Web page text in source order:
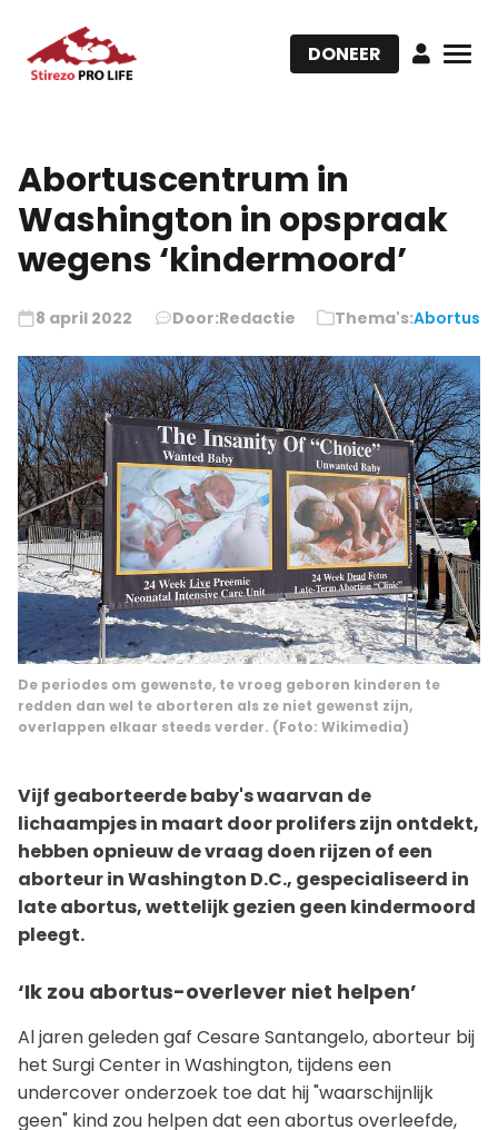
DONEER
Abortuscentrum in
Washington in opspraak
wegens ‘kindermoord’
8 april 2022 Door:Redactie Thema's:Abortus
De periodes om gewenste, te vroeg geboren kinderen te
redden dan wel te aborteren als ze niet gewenst zijn,
overlappen elkaar steeds verder. (Foto: Wikimedia)
Vijf geaborteerde baby's waarvan de
lichaampjes in maart door prolifers zijn ontdekt,
hebben opnieuw de vraag doen rijzen of een
aborteur in Washington D.C., gespecialiseerd in
late abortus, wettelijk gezien geen kindermoord
pleegt.
‘Ik zou abortus-overlever niet helpen’
Al jaren geleden gaf Cesare Santangelo, aborteur bij
het Surgi Center in Washington, tijdens een
undercover onderzoek toe dat hij "waarschijnlijk
geen" kind zou helpen dat een abortus overleefde,